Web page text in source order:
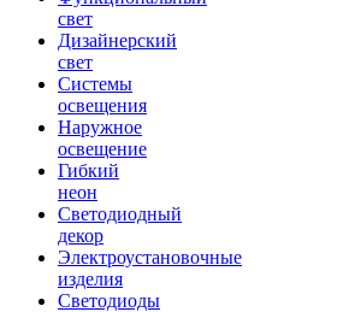
свет
Дизайнерский
свет
Системы
освещения
Наружное
освещение
Гибкий
неон
Светодиодный
декор
Электроустановочные
изделия
Светодиоды